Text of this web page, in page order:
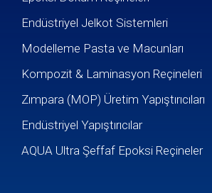
Endüstriyel Jelkot Sistemleri
Modelleme Pasta ve Macunları
Kompozit & Laminasyon Reçineleri
Zımpara (MOP) Üretim Yapıştırıcıları
Endüstriyel Yapıştırıcılar
AQUA Ultra Şeffaf Epoksi Reçineler